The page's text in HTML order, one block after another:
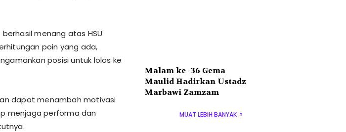
menang atas HSU
poin yang ada,
posisi untuk lolos ke
dapat menambah motivasi
menjaga performa dan
Malam ke -36 Gema
Maulid Hadirkan Ustadz
Marbawi Zamzam
MUAT LEBIH BANYAK